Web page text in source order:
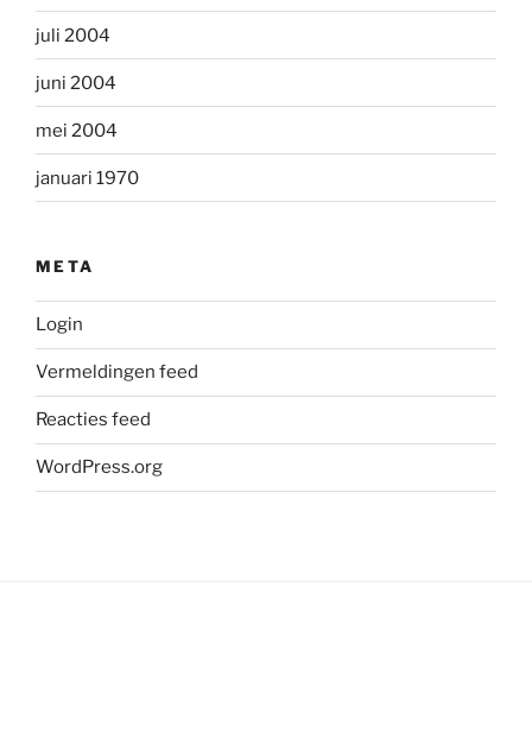
juli 2004
juni 2004
mei 2004
januari 1970
META
Login
Vermeldingen feed
Reacties feed
WordPress.org